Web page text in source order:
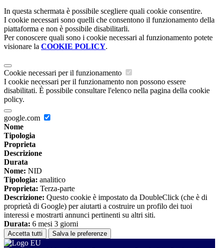
In questa schermata è possibile scegliere quali cookie consentire.
I cookie necessari sono quelli che consentono il funzionamento della
piattaforma e non è possibile disabilitarli.
Per conoscere quali sono i cookie necessari al funzionamento potete
visionare la COOKIE POLICY.
Cookie necessari per il funzionamento
I cookie necessari per il funzionamento non possono essere
disabilitati. È possibile consultare l'elenco nella pagina della cookie
policy.
google.com
Nome
Tipologia
Proprieta
Descrizione
Durata
Nome: NID
Tipologia: analitico
Proprieta: Terza-parte
Descrizione: Questo cookie è impostato da DoubleClick (che è di
proprietà di Google) per aiutarti a costruire un profilo dei tuoi
interessi e mostrarti annunci pertinenti su altri siti.
Durata: 6 mesi 3 giorni
Accetta tutti Salva le preferenze